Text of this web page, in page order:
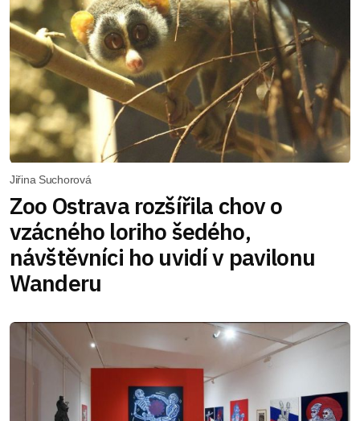
Jiřina Suchorová
Zoo Ostrava rozšířila chov o
vzácného loriho šedého,
návštěvníci ho uvidí v pavilonu
Wanderu